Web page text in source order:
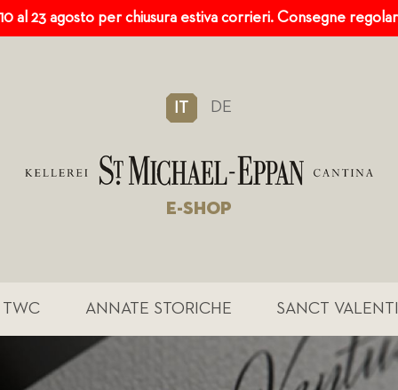
al 23 agosto per chiusura estiva corrieri. Consegne
IT DE
E-SHOP
TWC ANNATE STORICHE SANCT